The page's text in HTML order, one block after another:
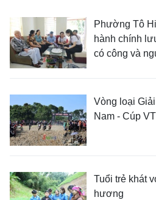
Phường Tô
hành chính
có công và
Vòng loại
Nam - Cúp
Tuổi trẻ khát
hương